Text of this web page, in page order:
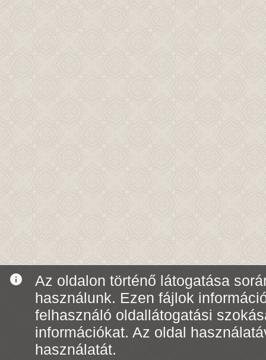
info
Az oldalon történő látogatása
használunk. Ezen fájlok
felhasználó oldallátogatási
információkat. Az oldal
használatát.